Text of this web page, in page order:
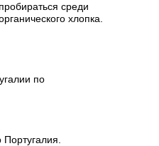
среди
хлопка.
по